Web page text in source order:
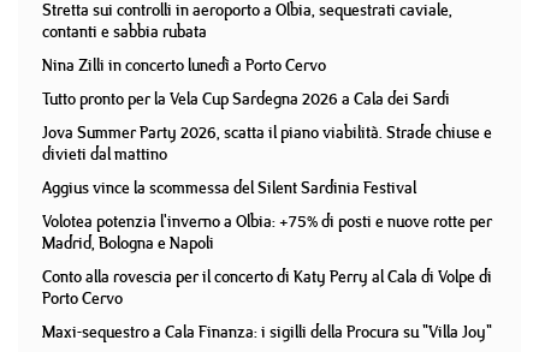
Stretta sui controlli in aeroporto a Olbia, sequestrati caviale,
contanti e sabbia rubata
Nina Zilli in concerto lunedì a Porto Cervo
Tutto pronto per la Vela Cup Sardegna 2026 a Cala dei Sardi
Jova Summer Party 2026, scatta il piano viabilità. Strade chiuse e
divieti dal mattino
Aggius vince la scommessa del Silent Sardinia Festival
Volotea potenzia l'inverno a Olbia: +75% di posti e nuove rotte per
Madrid, Bologna e Napoli
Conto alla rovescia per il concerto di Katy Perry al Cala di Volpe di
Porto Cervo
Maxi-sequestro a Cala Finanza: i sigilli della Procura su "Villa Joy"